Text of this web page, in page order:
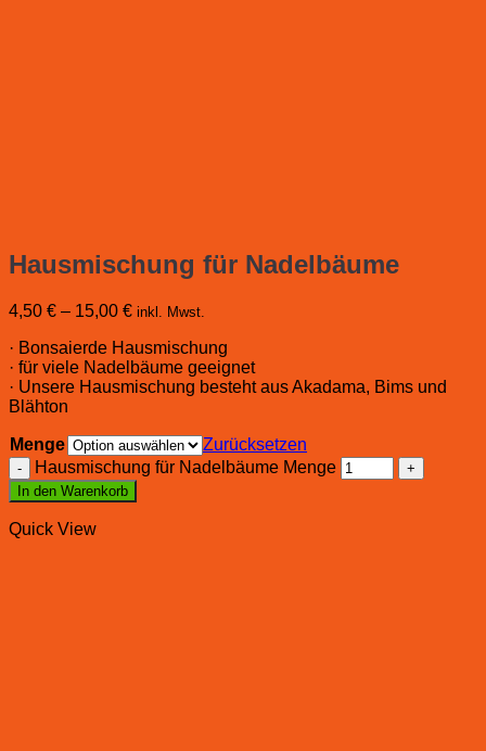
Hausmischung für Nadelbäume
4,50 € – 15,00 € inkl. Mwst.
· Bonsaierde Hausmischung
· für viele Nadelbäume geeignet
· Unsere Hausmischung besteht aus Akadama, Bims und
Blähton
Menge
Zurücksetzen
Hausmischung für Nadelbäume Menge
In den Warenkorb
Quick View